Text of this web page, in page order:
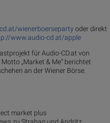
wienerboerseparty oder direkt
www.audio-cd.at/apple
für Audio-CD.at von
„Market & Me“ berichtet
an der Wiener Börse.
market plus
zu Strabag und Andritz,